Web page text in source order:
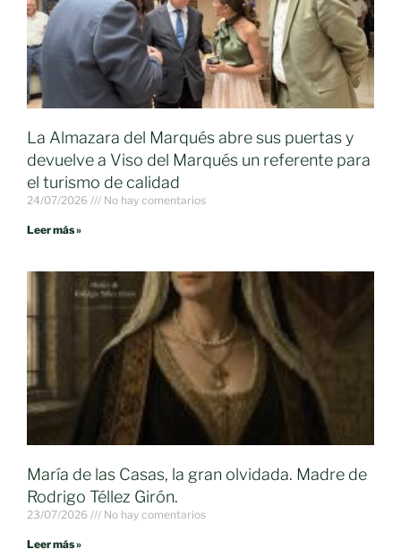
La Almazara del Marqués abre sus puertas y
devuelve a Viso del Marqués un referente para
el turismo de calidad
24/07/2026 No hay comentarios
Leer más »
María de las Casas, la gran olvidada. Madre de
Rodrigo Téllez Girón.
23/07/2026 No hay comentarios
Leer más »